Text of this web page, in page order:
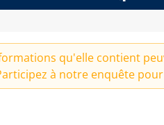
qu'elle contient
à notre enquêtepour